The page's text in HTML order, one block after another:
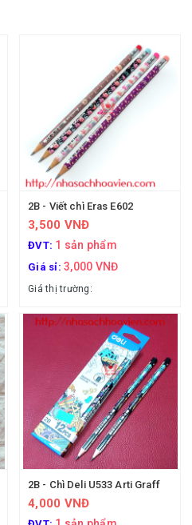
2B - Viết chì Eras E602
3,500 VNĐ
ĐVT: 1 sản phẩm
Giá sỉ: 3,000 VNĐ
Giá thị trường:
2B - Chì Deli U533 Arti Graff
4,000 VNĐ